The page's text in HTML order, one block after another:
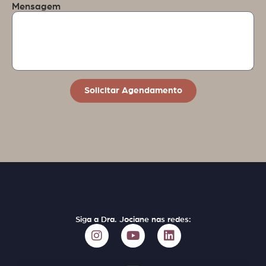
Mensagem
Solicitar Agendamento
Siga a Dra. Jociane nas redes: